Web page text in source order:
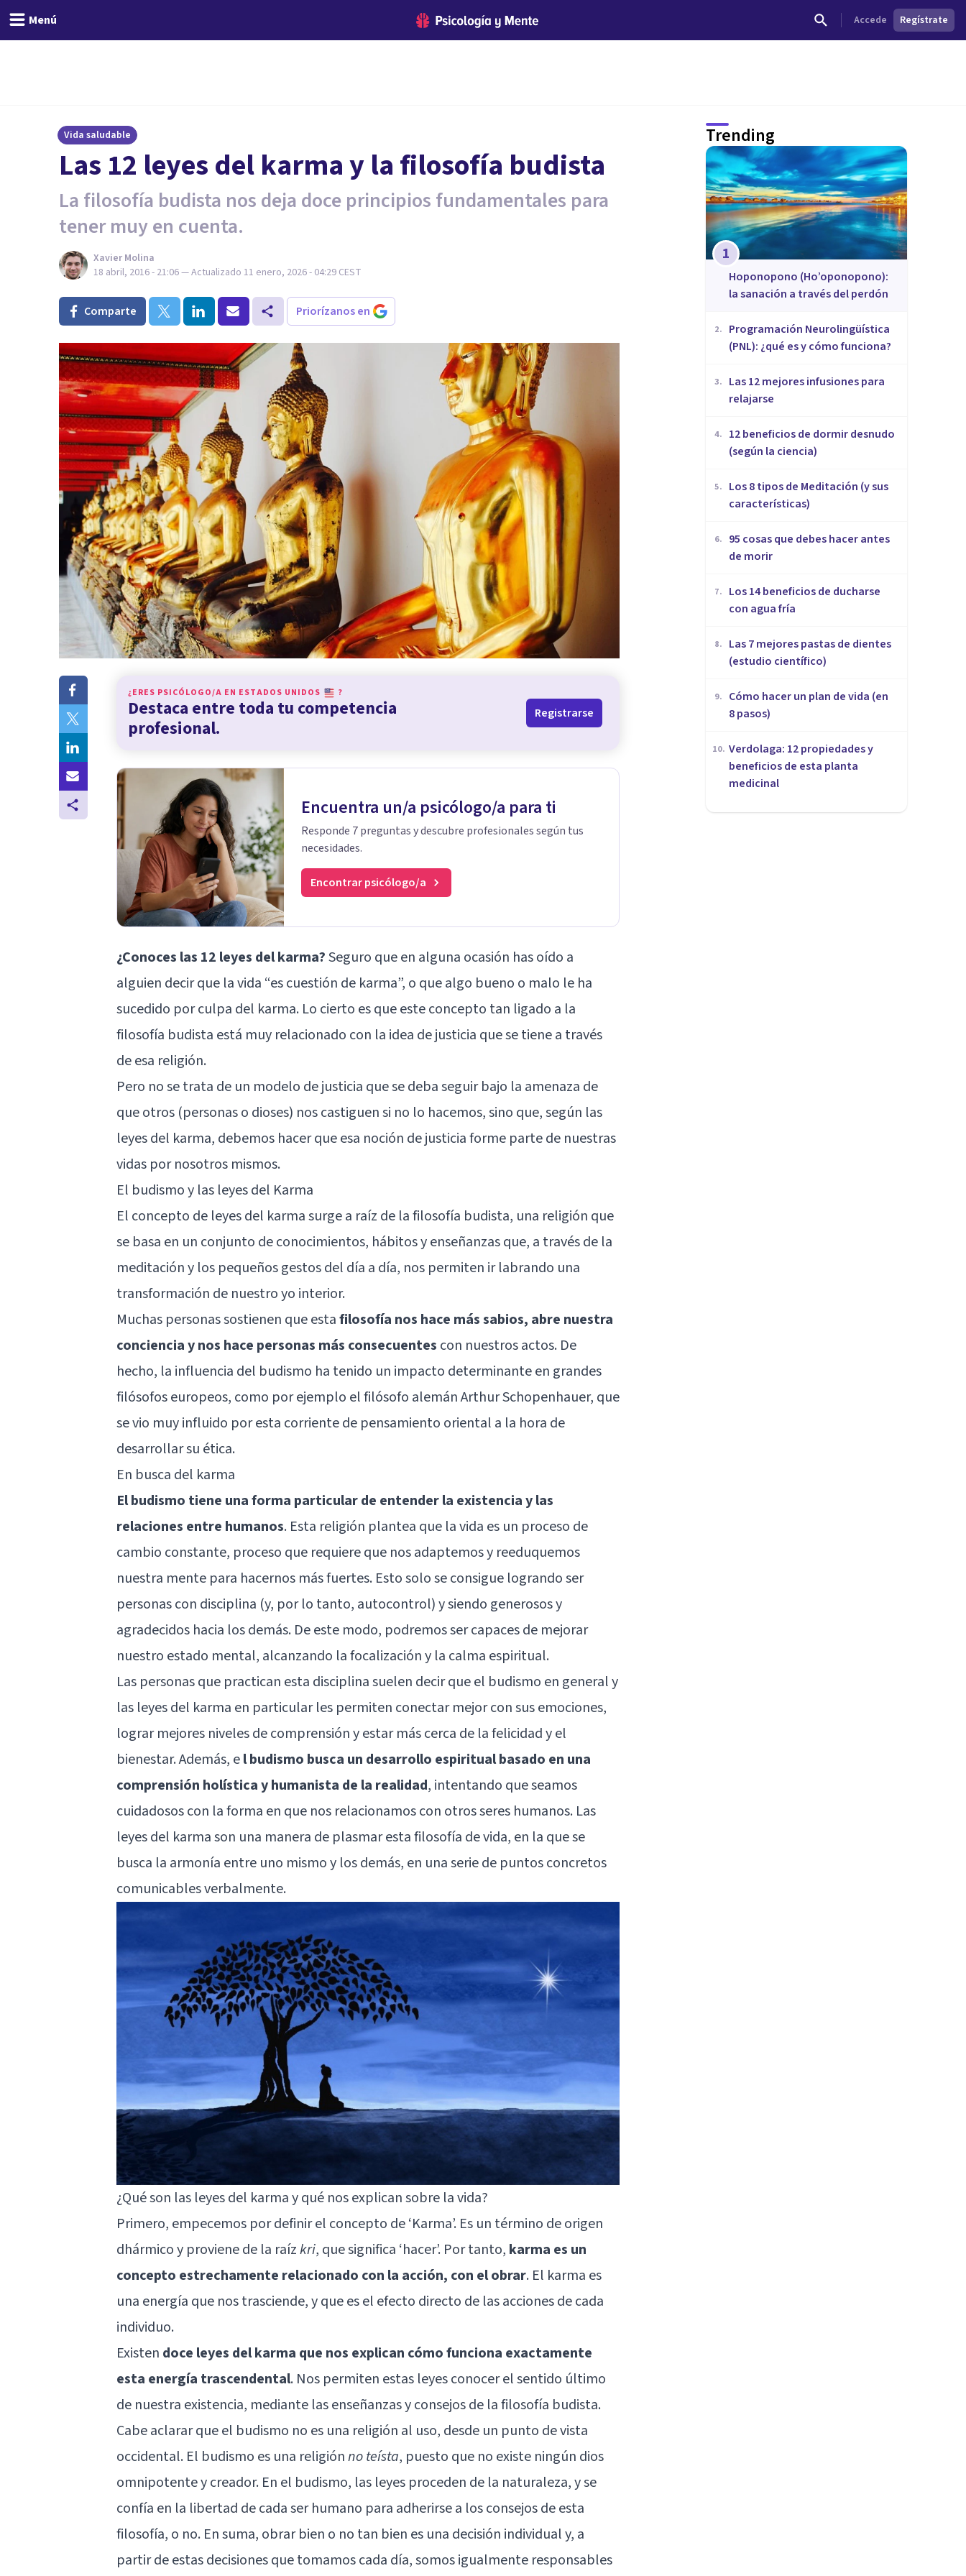
Menú Accede Regístrate
Vida saludable
Las 12 leyes del karma y la filosofía budista
La filosofía budista nos deja doce principios fundamentales para
tener muy en cuenta.
Xavier Molina
18 abril, 2016 - 21:06— Actualizado 11 enero, 2026 - 04:29 CEST
Comparte Priorízanos en
¿ERES PSICÓLOGO/A EN ESTADOS UNIDOS ?
Destaca entre toda tu competencia
profesional.
Registrarse
Encuentra un/a psicólogo/a para ti
Responde 7 preguntas y descubre profesionales según tus
necesidades.
Encontrar psicólogo/a
¿Conoces las 12 leyes del karma?Seguro que en alguna ocasión has oído a
alguien decir que la vida “es cuestión de karma”, o que algo bueno o malo le ha
sucedido por culpa del karma. Lo cierto es que este concepto tan ligado a la
filosofía budista está muy relacionado con la idea de justicia que se tiene a través
de esa religión.
Pero no se trata de un modelo de justicia que se deba seguir bajo la amenaza de
que otros (personas o dioses) nos castiguen si no lo hacemos, sino que, según las
leyes del karma, debemos hacer que esa noción de justicia forme parte de nuestras
vidas por nosotros mismos.
El budismo y las leyes del Karma
El concepto de leyes del karma surge a raíz de lafilosofía budista, una religión que
se basa en un conjunto de conocimientos, hábitos y enseñanzas que, a través de la
meditacióny los pequeños gestos del día a día, nos permiten ir labrando una
transformación de nuestro yo interior.
Muchas personas sostienen que estafilosofía nos hace más sabios, abre nuestra
conciencia y nos hace personas más consecuentes con nuestros actos. De
hecho, la influencia del budismo ha tenido un impacto determinante en grandes
filósofos europeos, como por ejemplo el filósofo alemán Arthur Schopenhauer, que
se vio muy influido por esta corriente de pensamiento oriental a la hora de
desarrollar su ética.
En busca del karma
El budismo tiene una forma particular de entender la existencia y las
relaciones entre humanos. Esta religión plantea que la vida es un proceso de
cambio constante, proceso que requiere que nos adaptemos y reeduquemos
nuestra mente para hacernos más fuertes. Esto solo se consigue logrando ser
personas con disciplina (y, por lo tanto, autocontrol) y siendo generosos y
agradecidos hacia los demás. De este modo, podremos ser capaces de mejorar
nuestro estado mental, alcanzando la focalización y la calma espiritual.
Las personas que practican esta disciplina suelen decir que el budismo en general y
las leyes del karma en particular les permiten conectar mejor con sus emociones,
lograr mejores niveles de comprensión y estar más cerca de la felicidad y el
bienestar. Además, el budismo busca un desarrollo espiritual basado en una
comprensión holística y humanista de la realidad, intentando que seamos
cuidadosos con la forma en que nos relacionamos con otros seres humanos. Las
leyes del karma son una manera de plasmar esta filosofía de vida, en la que se
busca la armonía entre uno mismo y los demás, en una serie de puntos concretos
comunicables verbalmente.
¿Qué son las leyes del karma y qué nos explican sobre la vida?
Primero, empecemos por definir el concepto de ‘Karma’. Es un término de origen
dhármico y proviene de la raízkri, que significa ‘hacer’. Por tanto, karma es un
concepto estrechamente relacionado con la acción, con el obrar. El karma es
una energía que nos trasciende, y que es el efecto directo de las acciones de cada
individuo.
Existen doce leyes del karma que nos explican cómo funciona exactamente
esta energía trascendental. Nos permiten estas leyes conocer el sentido último
de nuestra existencia, mediante las enseñanzas y consejos de la filosofía budista.
Cabe aclarar que el budismo no es una religión al uso, desde un punto de vista
occidental. El budismo es una religiónno teísta, puesto que no existe ningún dios
omnipotente y creador. En el budismo, las leyes proceden de la naturaleza, y se
confía en la libertad de cada ser humano para adherirse a los consejos de esta
filosofía, o no. En suma, obrar bien o no tan bien es una decisión individual y, a
partir de estas decisiones que tomamos cada día, somos igualmente responsables
Trending
1
Hoponopono (Ho’oponopono):
la sanación a través del perdón
2.
Programación Neurolingüística
(PNL): ¿qué es y cómo funciona?
3.
​Las 12 mejores infusiones para
relajarse
4.
12 beneficios de dormir desnudo
(según la ciencia)
5.
Los 8 tipos de Meditación (y sus
características)
6.
95 cosas que debes hacer antes
de morir
7.
Los 14 beneficios de ducharse
con agua fría
8.
Las 7 mejores pastas de dientes
(estudio científico)
9.
Cómo hacer un plan de vida (en
8 pasos)
10. Verdolaga: 12 propiedades y
beneficios de esta planta
medicinal